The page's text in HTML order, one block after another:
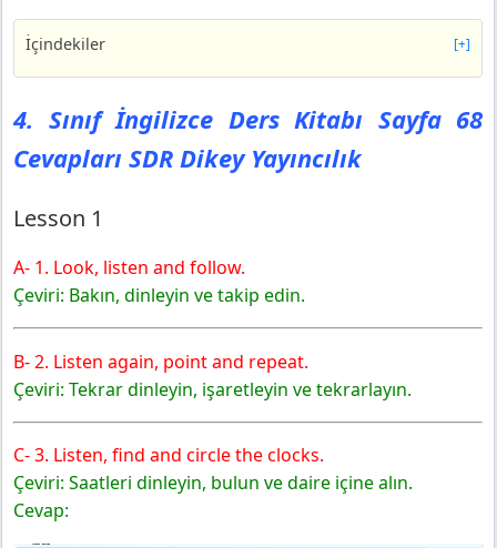
İçindekiler [+]
4. Sınıf İngilizce Ders Kitabı Sayfa 68 Cevapları SDR
Dikey Yayıncılık
Lesson 1
4. Sınıf İngilizce Ders Kitabı Sayfa 69 Cevapları SDR
4. Sınıf İngilizce Ders Kitabı Sayfa 70 Cevapları SDR
Lesson 2
4. Sınıf İngilizce Ders Kitabı Sayfa 71 Cevapları SDR
Dikey Yayıncılık
Lesson 3
4. Sınıf İngilizce Ders Kitabı Sayfa 73 Cevapları SDR
Dikey Yayıncılık
4. Sınıf İngilizce Ders Kitabı Sayfa 74 Cevapları SDR
Dikey Yayıncılık
4. Sınıf İngilizce Ders Kitabı Sayfa 68
Cevapları SDR Dikey Yayıncılık
Lesson 1
A- 1. Look, listen and follow.
Çeviri: Bakın, dinleyin ve takip edin.
B- 2. Listen again, point and repeat.
Çeviri: Tekrar dinleyin, işaretleyin ve tekrarlayın.
C- 3. Listen, find and circle the clocks.
Çeviri: Saatleri dinleyin, bulun ve daire içine alın.
Cevap: